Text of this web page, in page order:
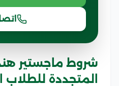
شروط ماجستير
المتجددة